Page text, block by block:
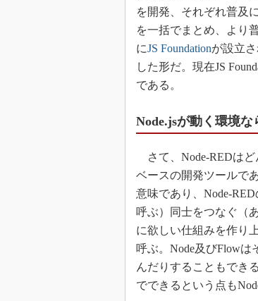
を開発、それぞれ普及
を一括でまとめ、より
にJS Foundationが設立
した形だ。現在JS
である。
Node.jsが動く環境な
さて、Node-REDは
ベースの開発ツールで
意味であり、Node-
呼ぶ）同士をつなぐ（
に欲しい仕組みを作り
呼ぶ。Node及びFlow
んだりすることもでき
でできるという点も